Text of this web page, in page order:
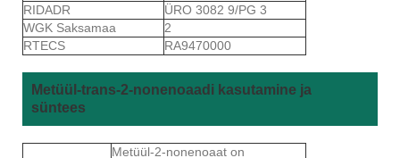
RIDADR
ÜRO 3082 9/PG 3
WGK Saksamaa
2
RTECS
RA9470000
Metüül-trans-2-nonenoaadi kasutamine ja
süntees
Metüül-2-nonenoaat on